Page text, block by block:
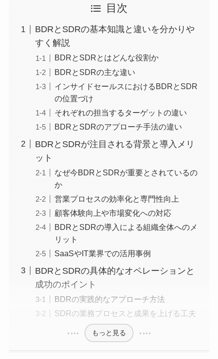
目次
BDRとSDRの基本知識と違いを分かりや
すく解説
BDRとSDRとはどんな役割か
BDRとSDRの主な違い
インサイドセールスにおけるBDRとSDR
の位置づけ
それぞれの担当するターゲットの違い
BDRとSDRのアプローチ手法の違い
BDRとSDRが注目される背景と導入メリ
ット
なぜ今BDRとSDRが重要とされているの
か
営業プロセスの効率化と専門性向上
顧客体験向上や市場変化への対応
BDRとSDRの導入による組織全体へのメ
リット
SaaSやIT業界での活用事例
BDRとSDRの具体的なオペレーションと
成功のポイント
BDRの実践的なアプローチ方法
SDRの業務プロセスと成果を上げる工夫
もっと見る